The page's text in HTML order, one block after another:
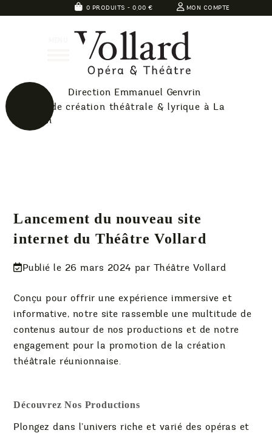
MON COMPTE
0 PRODUITS -0,00 €
Théatre
Vollard
Direction Emmanuel Genvrin
40 ans de création théâtrale & lyrique à La
Réunion
Lancement du nouveau site
internet du Théâtre Vollard
Publié le 26 mars 2024 par Théâtre Vollard
Conçu pour offrir une expérience immersive et
informative, notre site rassemble une multitude de
contenus autour de nos productions et de notre
engagement pour la promotion de la création
théâtrale réunionnaise.
Découvrez Nos Productions
Plongez dans l’univers riche et varié des opéras et